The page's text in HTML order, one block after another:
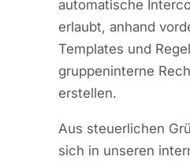
automatische
erlaubt, anhand
Templates und
gruppeninterne
erstellen.
Aus steuerlichen
sich in unseren